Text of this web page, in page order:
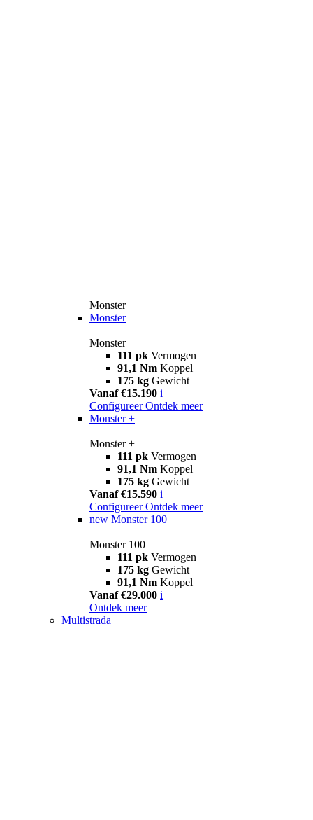
Monster
Monster
Monster
111 pk Vermogen
91,1 Nm Koppel
175 kg Gewicht
Vanaf €15.190 i
Configureer Ontdek meer
Monster +
Monster +
111 pk Vermogen
91,1 Nm Koppel
175 kg Gewicht
Vanaf €15.590 i
Configureer Ontdek meer
new Monster 100
Monster 100
111 pk Vermogen
175 kg Gewicht
91,1 Nm Koppel
Vanaf €29.000 i
Ontdek meer
Multistrada